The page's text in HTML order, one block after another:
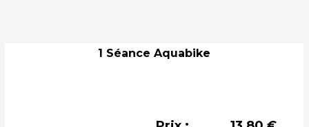
1 Séance Aquabike